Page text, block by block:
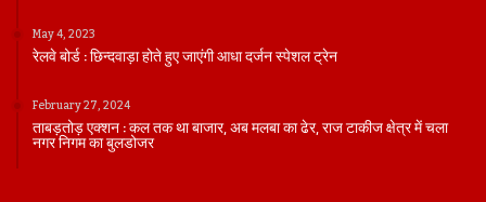
May 4, 2023
रेलवे बोर्ड : छिन्दवाड़ा होते हुए जाएंगी आधा दर्जन स्पेशल ट्रेन
February 27, 2024
ताबड़तोड़ एक्शन : कल तक था बाजार, अब मलबा का ढेर, राज टाकीज क्षेत्र में चला
नगर निगम का बुलडोजर